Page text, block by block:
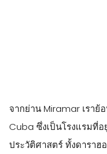
จากย่าน Miramar เรา
Cuba ซึ่งเป็นโรงแรมที่
ประวัติศาสตร์ ทั้งดาราฮ